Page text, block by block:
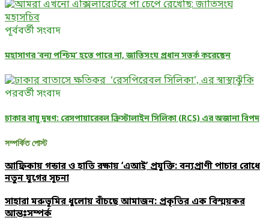
পূর্ববর্তী সংবাদ
মহাসাগর ‘বন্য পশ্চিম’ হতে পারে না, জাতিসংঘ প্রধান সতর্ক করেছেন
পরবর্তী সংবাদ
ঢাকার বায়ু দূষণ: রেসপায়ারেবল ক্রিস্টালাইন সিলিকা (RCS) এর অজানা বিপদ
সম্পর্কিত পোস্ট
আফ্রিকায় গন্ডার ও হাতি রক্ষায় ‘এআই’ প্রযুক্তি: বন্যপ্রাণী পাচার রোধে
নতুন যুগের সূচনা
সাহারা মরুভূমির ধুলোয় বাঁচছে আমাজন: প্রকৃতির এক বিস্ময়কর
আন্তঃসম্পর্ক